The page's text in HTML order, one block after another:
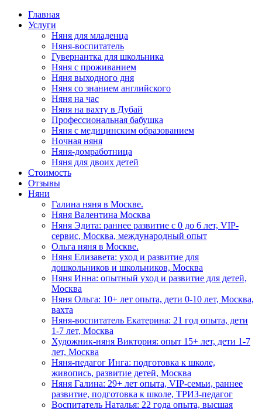
Главная
Услуги
Няня для младенца
Няня-воспитатель
Гувернантка для школьника
Няня с проживанием
Няня выходного дня
Няня со знанием английского
Няня на час
Няня на вахту в Дубай
Профессиональная бабушка
Няня с медицинским образованием
Ночная няня
Няня-домработница
Няня для двоих детей
Стоимость
Отзывы
Няни
Галина няня в Москве.
Няня Валентина Москва
Няня Эдита: раннее развитие с 0 до 6 лет, VIP-
сервис, Москва, международный опыт
Ольга няня в Москве.
Няня Елизавета: уход и развитие для
дошкольников и школьников, Москва
Няня Инна: опытный уход и развитие для детей,
Москва
Няня Ольга: 10+ лет опыта, дети 0-10 лет, Москва,
вахта
Няня-воспитатель Екатерина: 21 год опыта, дети
1-7 лет, Москва
Художник-няня Виктория: опыт 15+ лет, дети 1-7
лет, Москва
Няня-педагог Инга: подготовка к школе,
живопись, развитие детей, Москва
Няня Галина: 29+ лет опыта, VIP-семьи, раннее
развитие, подготовка к школе, ТРИЗ-педагог
Воспитатель Наталья: 22 года опыта, высшая